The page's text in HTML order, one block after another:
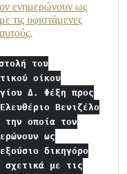
ενημερώνουν ως
τις υφιστάμενες
του
οίκου
Δ. Φέξη προς
Βενιζέλο
την οποία τον
ως
δικηγόρο
σχετικά με τις